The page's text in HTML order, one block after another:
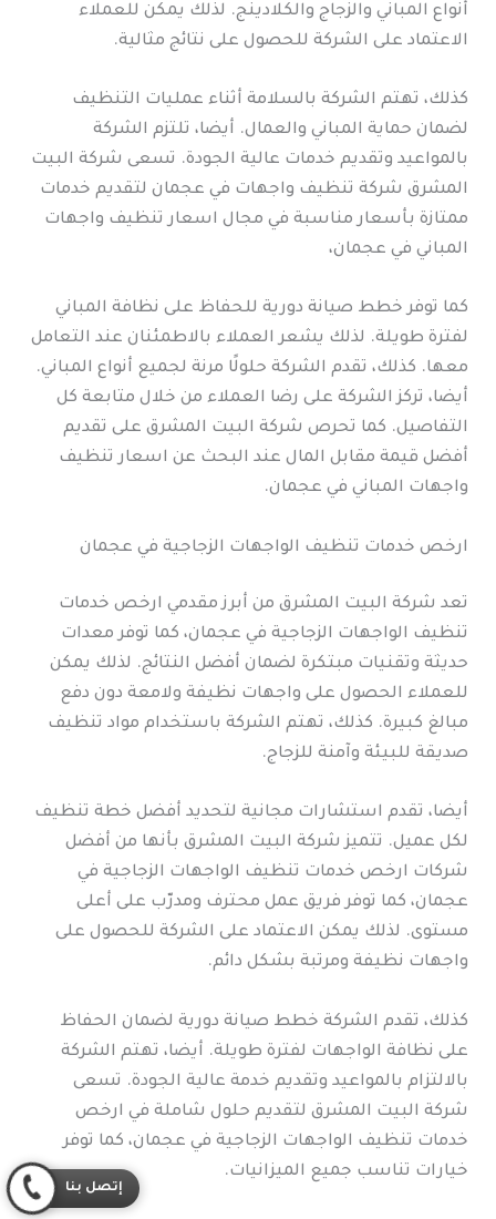
أنواع المباني والزجاج والكلادينج. لذلك يمكن للعملاء
الاعتماد على الشركة للحصول على نتائج مثالية.
كذلك، تهتم الشركة بالسلامة أثناء عمليات التنظيف
لضمان حماية المباني والعمال. أيضا، تلتزم الشركة
بالمواعيد وتقديم خدمات عالية الجودة. تسعى شركة البيت
المشرق شركة تنظيف واجهات في عجمان لتقديم خدمات
ممتازة بأسعار مناسبة في مجال اسعار تنظيف واجهات
المباني في عجمان،
كما توفر خطط صيانة دورية للحفاظ على نظافة المباني
لفترة طويلة. لذلك يشعر العملاء بالاطمئنان عند التعامل
معها. كذلك، تقدم الشركة حلولًا مرنة لجميع أنواع المباني.
أيضا، تركز الشركة على رضا العملاء من خلال متابعة كل
التفاصيل. كما تحرص شركة البيت المشرق على تقديم
أفضل قيمة مقابل المال عند البحث عن اسعار تنظيف
واجهات المباني في عجمان.
ارخص خدمات تنظيف الواجهات الزجاجية في عجمان
تعد شركة البيت المشرق من أبرز مقدمي ارخص خدمات
تنظيف الواجهات الزجاجية في عجمان، كما توفر معدات
حديثة وتقنيات مبتكرة لضمان أفضل النتائج. لذلك يمكن
للعملاء الحصول على واجهات نظيفة ولامعة دون دفع
مبالغ كبيرة. كذلك، تهتم الشركة باستخدام مواد تنظيف
صديقة للبيئة وآمنة للزجاج.
أيضا، تقدم استشارات مجانية لتحديد أفضل خطة تنظيف
لكل عميل. تتميز شركة البيت المشرق بأنها من أفضل
شركات ارخص خدمات تنظيف الواجهات الزجاجية في
عجمان، كما توفر فريق عمل محترف ومدرّب على أعلى
مستوى. لذلك يمكن الاعتماد على الشركة للحصول على
واجهات نظيفة ومرتبة بشكل دائم.
كذلك، تقدم الشركة خطط صيانة دورية لضمان الحفاظ
على نظافة الواجهات لفترة طويلة. أيضا، تهتم الشركة
بالالتزام بالمواعيد وتقديم خدمة عالية الجودة. تسعى
شركة البيت المشرق لتقديم حلول شاملة في ارخص
خدمات تنظيف الواجهات الزجاجية في عجمان، كما توفر
خيارات تناسب جميع الميزانيات.
إتصل بنا